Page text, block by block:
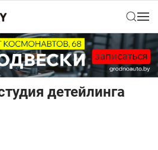
детейлинга